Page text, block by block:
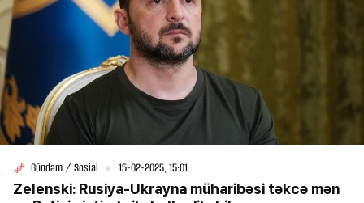
Gündəm / Sosial 15-02-2025, 15:01
Zelenski: Rusiya-Ukrayna müharibəsi təkcə mən